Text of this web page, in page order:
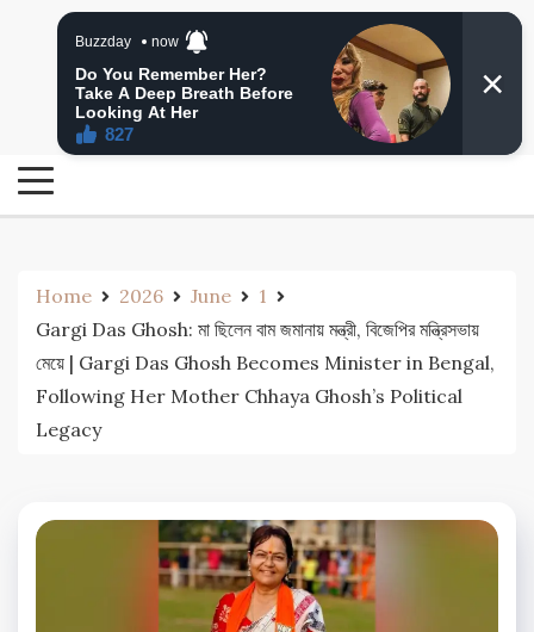
24 Ghanta Bangla News
24 Ghanta Bengali News
Home 2026 June
1
Gargi Das Ghosh: মা ছিলেন বাম জমানায় মন্ত্রী, বিজেপির মন্ত্রিসভায়
মেয়ে | Gargi Das Ghosh Becomes Minister in Bengal,
Following Her Mother Chhaya Ghosh’s Political
Legacy